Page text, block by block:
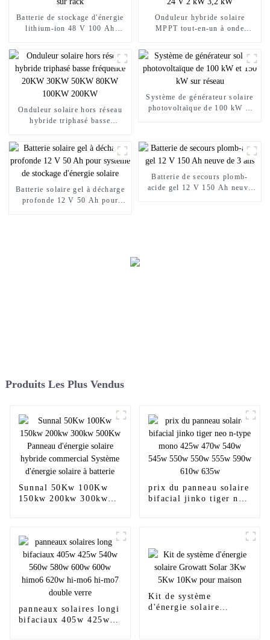
Batterie de stockage d'énergie
lithium-ion 48 V 100 Ah
Onduleur hybride solaire
MPPT tout-en-un à onde
Onduleur solaire hors réseau
hybride triphasé basse
Système de générateur solaire
photovoltaïque de 100 kW et
Batterie solaire gel à décharge
profonde 12 V 50 Ah pour
Batterie de secours plomb-
acide gel 12 V 150 Ah neuve
Produits Les Plus Vendus
Sunnal 50Kw 100Kw
150kw 200kw 300kw
Système d'énergie
solaire à batterie
prix du panneau solaire
bifacial jinko tiger neo
550w 555w 590w 610w
panneaux solaires longi
bifaciaux 405w 425w
Kit de système
d'énergie solaire